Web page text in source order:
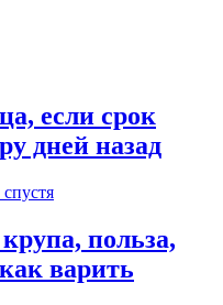
если срок
дней назад
польза,
варить